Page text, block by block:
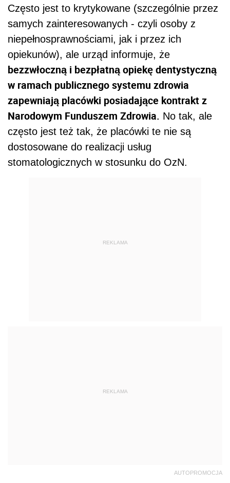
Często jest to krytykowane (szczególnie przez
samych zainteresowanych - czyli osoby z
niepełnosprawnościami, jak i przez ich
opiekunów), ale urząd informuje, że
bezzwłoczną i bezpłatną opiekę dentystyczną
w ramach publicznego systemu zdrowia
zapewniają placówki posiadające kontrakt z
Narodowym Funduszem Zdrowia. No tak, ale
często jest też tak, że placówki te nie są
dostosowane do realizacji usług
stomatologicznych w stosunku do OzN.
REKLAMA
REKLAMA
AUTOPROMOCJA